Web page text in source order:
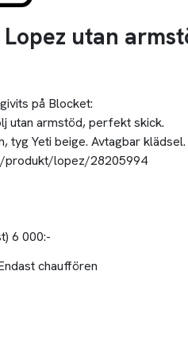
utan
på Blocket:
utan armstöd, perfekt skick.
tyg Yeti beige. Avtagbar klädsel.
produkt/lopez/28205994
6 000:-
chauffören